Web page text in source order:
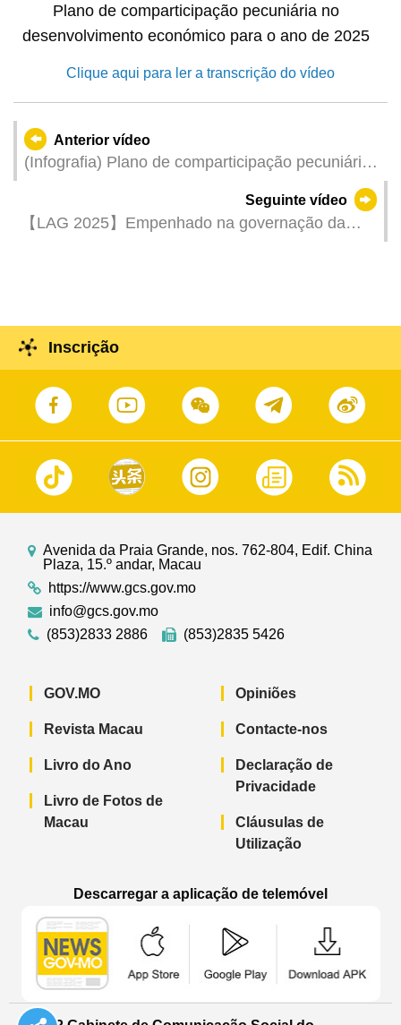
Plano de comparticipação pecuniária no
desenvolvimento económico para o ano de 2025
Clique aqui para ler a transcrição do vídeo
Anterior vídeo
(Infografia) Plano de comparticipação pecuniária
Seguinte vídeo
【LAG 2025】Empenhado na governação da
Inscrição
Avenida da Praia Grande, nos. 762-804, Edif. China
Plaza, 15.º andar, Macau
https://www.gcs.gov.mo
info@gcs.gov.mo
(853)2833 2886
(853)2835 5426
GOV.MO
Revista Macau
Livro do Ano
Livro de Fotos de
Macau
Opiniões
Contacte-nos
Declaração de
Privacidade
Cláusulas de
Utilização
Descarregar a aplicação de telemóvel